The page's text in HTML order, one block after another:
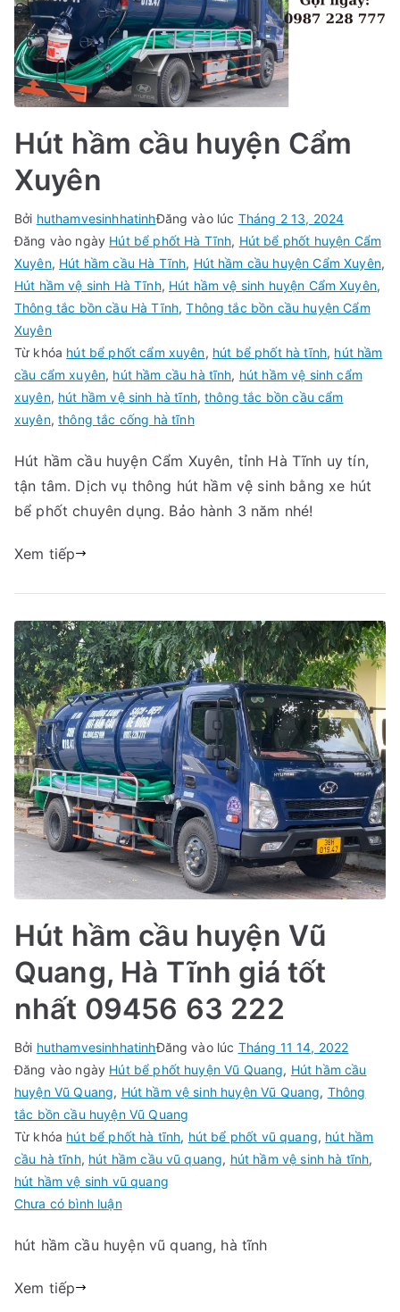
Hút hầm cầu huyện Cẩm
Xuyên
Bởi huthamvesinhhatinhĐăng vào lúc Tháng 2 13, 2024
Đăng vào ngày Hút bể phốt Hà Tĩnh, Hút bể phốt huyện Cẩm
Xuyên, Hút hầm cầu Hà Tĩnh, Hút hầm cầu huyện Cẩm Xuyên,
Hút hầm vệ sinh Hà Tĩnh, Hút hầm vệ sinh huyện Cẩm Xuyên,
Thông tắc bồn cầu Hà Tĩnh,Thông tắc bồn cầu huyện Cẩm
Xuyên
Từ khóa hút bể phốt cẩm xuyên, hút bể phốt hà tĩnh, hút hầm
cầu cẩm xuyên, hút hầm cầu hà tĩnh, hút hầm vệ sinh cẩm
xuyên, hút hầm vệ sinh hà tĩnh,thông tắc bồn cầu cẩm
xuyên,thông tắc cống hà tĩnh
Hút hầm cầu huyện Cẩm Xuyên, tỉnh Hà Tĩnh uy tín,
tận tâm. Dịch vụ thông hút hầm vệ sinh bằng xe hút
bể phốt chuyên dụng. Bảo hành 3 năm nhé!
Xem tiếp
Hút hầm cầu huyện Vũ
Quang, Hà Tĩnh giá tốt
nhất 09456 63 222
Bởi huthamvesinhhatinhĐăng vào lúc Tháng 11 14, 2022
Đăng vào ngày Hút bể phốt huyện Vũ Quang, Hút hầm cầu
huyện Vũ Quang, Hút hầm vệ sinh huyện Vũ Quang, Thông
tắc bồn cầu huyện Vũ Quang
Từ khóa hút bể phốt hà tĩnh, hút bể phốt vũ quang, hút hầm
cầu hà tĩnh, hút hầm cầu vũ quang, hút hầm vệ sinh hà tĩnh,
hút hầm vệ sinh vũ quang
Chưa có bình luậntrong
hầm
hút hầm cầu huyện vũ quang, hà tĩnh
Xem tiếp